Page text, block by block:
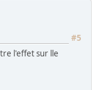
#5
l'effet sur lle